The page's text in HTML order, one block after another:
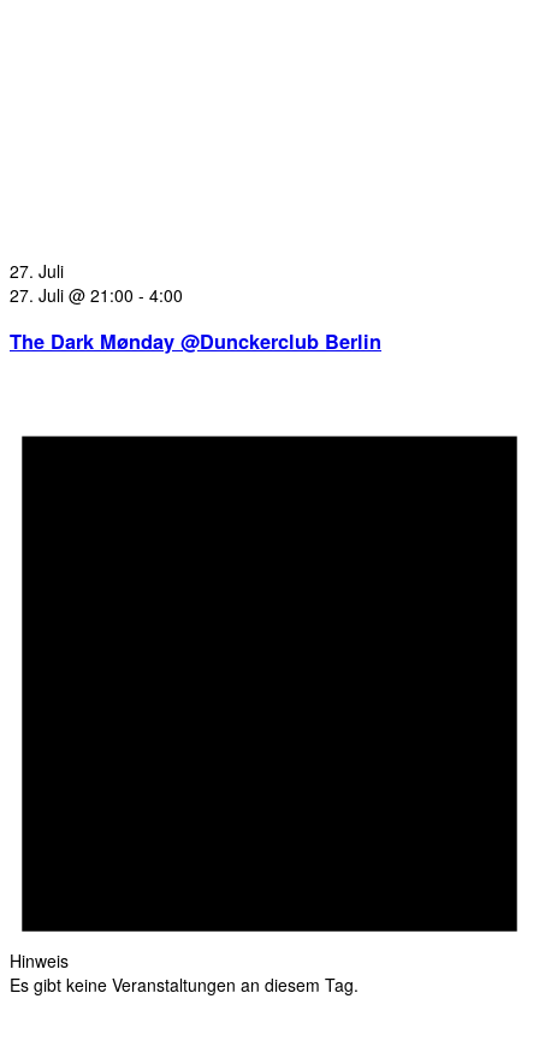
27. Juli
27. Juli @ 21:00 - 4:00
The Dark Mønday @Dunckerclub Berlin
Hinweis
Es gibt keine Veranstaltungen an diesem Tag.